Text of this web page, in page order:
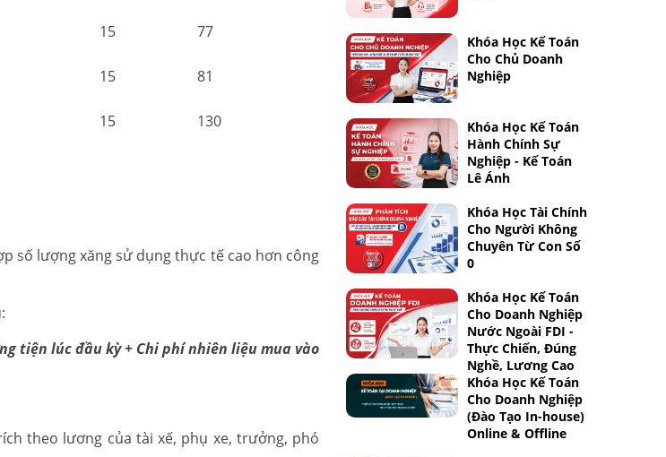
15 77
15 81
15 130
số lượng xăng sử dụng thực tế cao hơn công
tiện lúc đầu kỳ + Chi phí nhiên liệu mua vào
theo lương của tài xế, phụ xe, trưởng, phó
Khóa Học Kế Toán
Cho Chủ Doanh
Nghiệp
Khóa Học Kế Toán
Hành Chính Sự
Nghiệp - Kế Toán
Lê Ánh
Khóa Học Tài Chính
Cho Người Không
Chuyên Từ Con Số
0
Khóa Học Kế Toán
Cho Doanh Nghiệp
Nước Ngoài FDI -
Thực Chiến, Đúng
Nghề, Lương Cao
Khóa Học Kế Toán
Cho Doanh Nghiệp
(Đào Tạo In-house)
Online & Offline